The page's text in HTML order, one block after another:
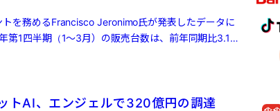
を務めるFrancisco Jeronimo氏が発表したデータに
1四半期（1～3月）の販売台数は、前年同期比3.1%
トAI、エンジェルで320億円の調達